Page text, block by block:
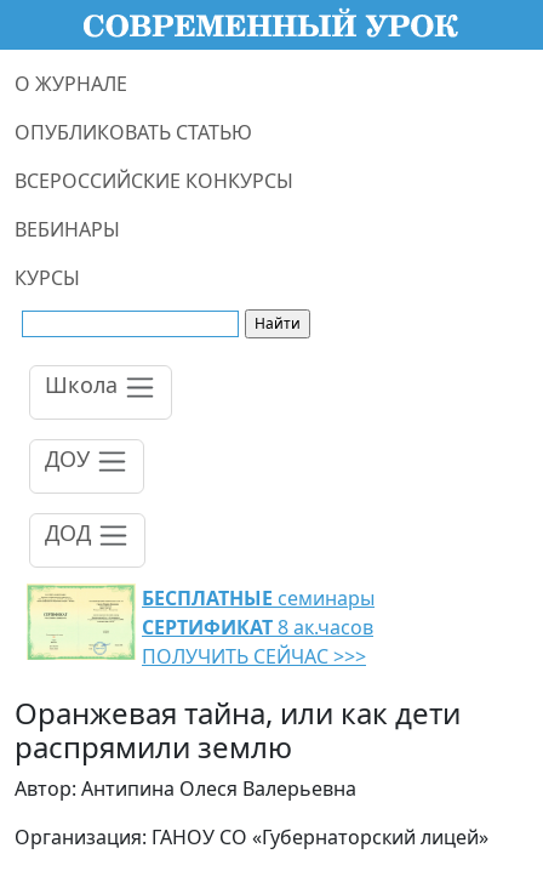
О ЖУРНАЛЕ
ОПУБЛИКОВАТЬ СТАТЬЮ
ВСЕРОССИЙСКИЕ КОНКУРСЫ
ВЕБИНАРЫ
КУРСЫ
Школа
ДОУ
ДОД
БЕСПЛАТНЫЕ семинары
СЕРТИФИКАТ8 ак.часов
ПОЛУЧИТЬ СЕЙЧАС >>>
Оранжевая тайна, или как дети
распрямили землю
Автор: Антипина Олеся Валерьевна
Организация: ГАНОУ СО «Губернаторский лицей»